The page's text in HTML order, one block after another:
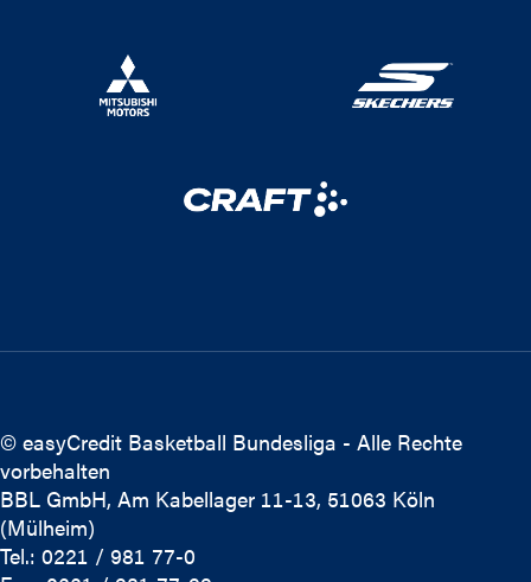
© easyCredit Basketball Bundesliga - Alle Rechte
vorbehalten
BBL GmbH, Am Kabellager 11-13, 51063 Köln
(Mülheim)
Tel.: 0221 / 981 77-0